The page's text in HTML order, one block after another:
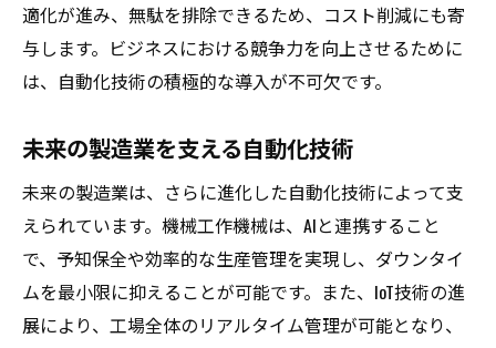
適化が進み、無駄を排除できるため、コスト削減にも寄
与します。ビジネスにおける競争力を向上させるために
は、自動化技術の積極的な導入が不可欠です。
未来の製造業を支える自動化技術
未来の製造業は、さらに進化した自動化技術によって支
えられています。機械工作機械は、AIと連携すること
で、予知保全や効率的な生産管理を実現し、ダウンタイ
ムを最小限に抑えることが可能です。また、IoT技術の進
展により、工場全体のリアルタイム管理が可能となり、